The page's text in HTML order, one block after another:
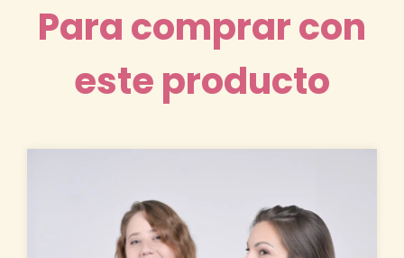
Para comprar con
este producto